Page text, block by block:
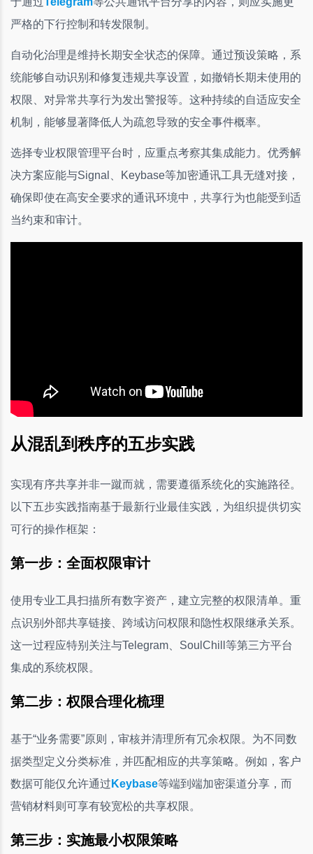
严格的下行控制和转发限制。
自动化治理是维持长期安全状态的保障。通过预设策略，系
统能够自动识别和修复违规共享设置，如撤销长期未使用的
权限、对异常共享行为发出警报等。这种持续的自适应安全
机制，能够显著降低人为疏忽导致的安全事件概率。
选择专业权限管理平台时，应重点考察其集成能力。优秀解
决方案应能与Signal、Keybase等加密通讯工具无缝对接，
确保即使在高安全要求的通讯环境中，共享行为也能受到适
当约束和审计。
从混乱到秩序的五步实践
实现有序共享并非一蹴而就，需要遵循系统化的实施路径。
以下五步实践指南基于最新行业最佳实践，为组织提供切实
可行的操作框架：
第一步：全面权限审计
使用专业工具扫描所有数字资产，建立完整的权限清单。重
点识别外部共享链接、跨域访问权限和隐性权限继承关系。
这一过程应特别关注与Telegram、SoulChill等第三方平台
集成的系统权限。
第二步：权限合理化梳理
基于“业务需要”原则，审核并清理所有冗余权限。为不同数
据类型定义分类标准，并匹配相应的共享策略。例如，客户
数据可能仅允许通过 Keybase等端到端加密渠道分享，而
营销材料则可享有较宽松的共享权限。
第三步：实施最小权限策略